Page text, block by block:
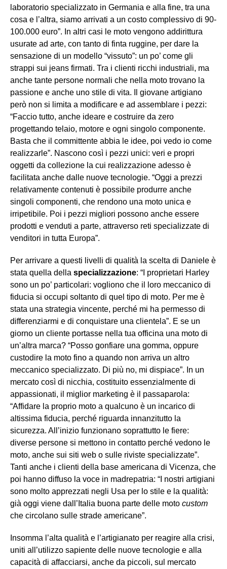
laboratorio specializzato in Germania e alla fine, tra una
cosa e l’altra, siamo arrivati a un costo complessivo di 90-
100.000 euro”. In altri casi le moto vengono addirittura
usurate ad arte, con tanto di finta ruggine, per dare la
sensazione di un modello “vissuto”: un po’ come gli
strappi sui jeans firmati. Tra i clienti ricchi industriali, ma
anche tante persone normali che nella moto trovano la
passione e anche uno stile di vita. Il giovane artigiano
però non si limita a modificare e ad assemblare i pezzi:
“Faccio tutto, anche ideare e costruire da zero
progettando telaio, motore e ogni singolo componente.
Basta che il committente abbia le idee, poi vedo io come
realizzarle”. Nascono così i pezzi unici: veri e propri
oggetti da collezione la cui realizzazione adesso è
facilitata anche dalle nuove tecnologie. “Oggi a prezzi
relativamente contenuti è possibile produrre anche
singoli componenti, che rendono una moto unica e
irripetibile. Poi i pezzi migliori possono anche essere
prodotti e venduti a parte, attraverso reti specializzate di
venditori in tutta Europa”.
Per arrivare a questi livelli di qualità la scelta di Daniele è
stata quella della specializzazione: “I proprietari Harley
sono un po’ particolari: vogliono che il loro meccanico di
fiducia si occupi soltanto di quel tipo di moto. Per me è
stata una strategia vincente, perché mi ha permesso di
differenziarmi e di conquistare una clientela”. E se un
giorno un cliente portasse nella tua officina una moto di
un’altra marca? “Posso gonfiare una gomma, oppure
custodire la moto fino a quando non arriva un altro
meccanico specializzato. Di più no, mi dispiace”. In un
mercato così di nicchia, costituito essenzialmente di
appassionati, il miglior marketing è il passaparola:
“Affidare la proprio moto a qualcuno è un incarico di
altissima fiducia, perché riguarda innanzitutto la
sicurezza. All’inizio funzionano soprattutto le fiere:
diverse persone si mettono in contatto perché vedono le
moto, anche sui siti web o sulle riviste specializzate”.
Tanti anche i clienti della base americana di Vicenza, che
poi hanno diffuso la voce in madrepatria: “I nostri artigiani
sono molto apprezzati negli Usa per lo stile e la qualità:
già oggi viene dall’Italia buona parte delle moto custom
che circolano sulle strade americane”.
Insomma l’alta qualità e l’artigianato per reagire alla crisi,
uniti all’utilizzo sapiente delle nuove tecnologie e alla
capacità di affacciarsi, anche da piccoli, sul mercato